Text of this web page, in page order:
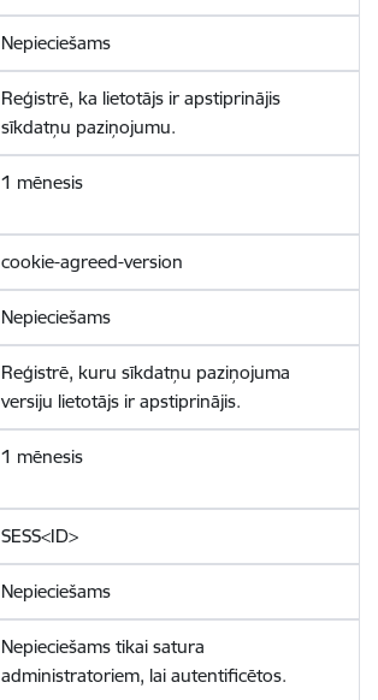
Nepieciešams
Reģistrē, ka lietotājs ir apstiprinājis
sīkdatņu paziņojumu.
1 mēnesis
cookie-agreed-version
Nepieciešams
Reģistrē, kuru sīkdatņu paziņojuma
versiju lietotājs ir apstiprinājis.
1 mēnesis
SESS<ID>
Nepieciešams
Nepieciešams tikai satura
administratoriem, lai autentificētos.